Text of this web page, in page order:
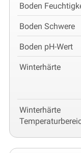
Boden
Boden Schwere
Boden pH-Wert
Winterhärte
Winterhärte